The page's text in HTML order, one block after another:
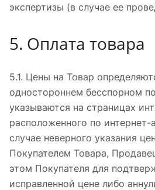
экспертизы (в случае ее
5. Оплата товара
5.1. Цены на Товар
одностороннем бесспорном
указываются на страницах
расположенного по интернет-
случае неверного указания
Покупателем Товара,
этом Покупателя для
исправленной цене либо